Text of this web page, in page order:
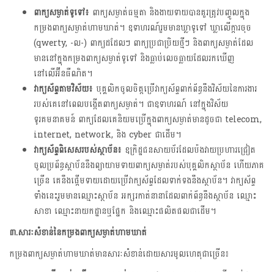
ពាក្យសម្ងាត់ទូទៅ៖ ពាក្យសម្ងាត់ធម្មតា និងងាយទាយបានគួរត្រូវបញ្ចូលក្នុង
កម្រងពាក្យសម្ងាត់ហាមឃាត់។ ឧទាហរណ៍រួមមានឃ្លាទូទៅ ឃ្លាលើក្តារចុច
(qwerty, -ល-) ពាក្យដដែលៗ ពាក្យប្រជាប្រិយថ្មីៗ និងពាក្យសម្ងាត់ដែល
មាននៅក្នុងកម្រងពាក្យសម្ងាត់ទូទៅ និងធ្លាប់លេចធ្លាយដែលរកឃើញ
នៅលើអ៊ីនធឺណិត។
វាក្យស័ព្ទតាមវិស័យ៖ បុគ្គលិកចូលចិត្តប្រើវាក្យស័ព្ទពាក់ព័ន្ធនឹងវិស័យនៃការងារ
របស់គេនៅពេលបង្កើតពាក្យសម្ងាត់។ ជាឧទាហរណ៍ នៅក្នុងវិស័យ
ទូរគមនាគមន៍ ពាក្យដែលគេនិយមប្រើក្នុងពាក្យសម្ងាត់មានដូចជា telecom,
internet, network, និង cyber ជាដើម។
វាក្យស័ព្ទពិសេសរបស់ស្ថាប័ន៖ ឧក្រិដ្ឋជនសាយប័រដែលប៉ងវាយប្រហារជ្រៀត
ចូលប្រព័ន្ធស្ថាប័ននឹងព្យាយាមទាយពាក្យសម្ងាត់របស់បុគ្គលិកស្ថាប័ន ហើយភាគ
ច្រើន គេនឹងផ្ដើមទាយដោយប្រើវាក្យស័ព្ទដែលទាក់ទងនឹងស្ថាប័ន។ វាក្យស័ព្ទ
ទាំងនេះរួមមានឈ្មោះស្ថាប័ន អក្សរកាត់នានាដែលពាក់ព័ន្ធនឹងស្ថាប័ន ឈ្មោះ
សាខា ឈ្មោះនាយកដ្ឋានឬផ្នែក និងឈ្មោះផលិតផលជាដើម។
៣.សារៈសំខាន់នៃកម្រងពាក្យសម្ងាត់ហាមឃាត់
កម្រងពាក្យសម្ងាត់ហាមឃាត់មានសារៈសំខាន់ដោយសារមូលហេតុជាច្រើន៖